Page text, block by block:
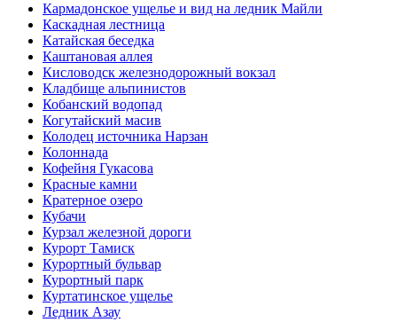
Кармадонское ущелье и вид на ледник Майли
Каскадная лестница
Катайская беседка
Каштановая аллея
Кисловодск железнодорожный вокзал
Кладбище альпинистов
Кобанский водопад
Когутайский масив
Колодец источника Нарзан
Колоннада
Кофейня Гукасова
Красные камни
Кратерное озеро
Кубачи
Курзал железной дороги
Курорт Тамиск
Курортный бульвар
Курортный парк
Куртатинское ущелье
Ледник Азау